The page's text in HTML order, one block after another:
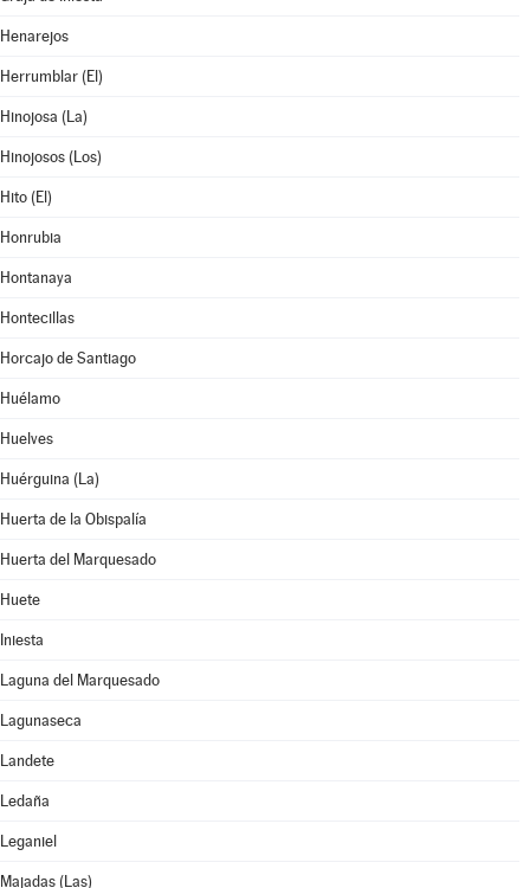
Henarejos
Herrumblar (El)
Hinojosa (La)
Hinojosos (Los)
Hito (El)
Honrubia
Hontanaya
Hontecillas
Horcajo de Santiago
Huélamo
Huelves
Huérguina (La)
Huerta de la Obispalía
Huerta del Marquesado
Huete
Iniesta
Laguna del Marquesado
Lagunaseca
Landete
Ledaña
Leganiel
Majadas (Las)